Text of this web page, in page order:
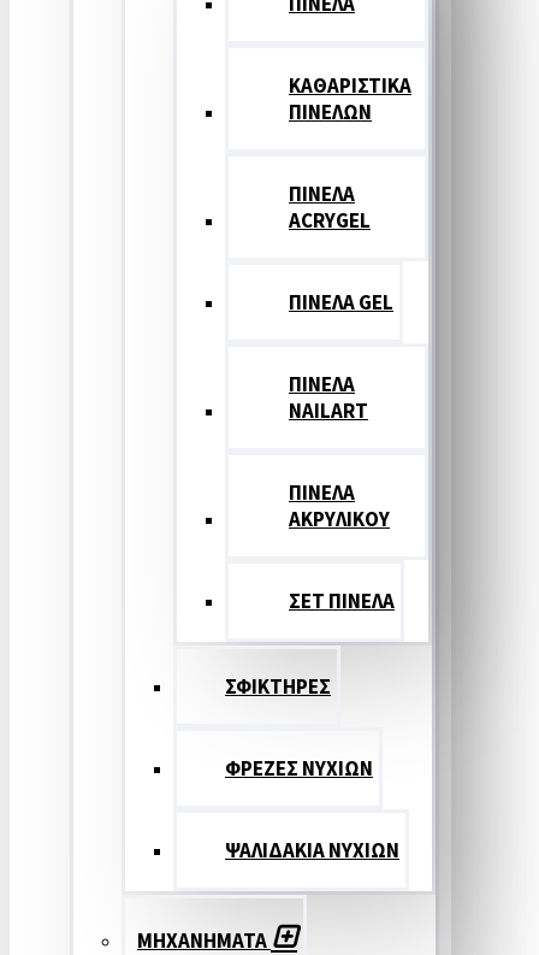
ΚΑΘΑΡΙΣΤΙΚΑ
ΠΙΝΕΛΩΝ
ΠΙΝΕΛΑ
ACRYGEL
ΠΙΝΕΛΑ GEL
ΠΙΝΕΛΑ
NAILART
ΠΙΝΕΛΑ
ΑΚΡΥΛΙΚΟΥ
ΣΕΤ ΠΙΝΕΛA
ΣΦΙΚΤΗΡΕΣ
ΦΡΕΖΕΣ ΝΥΧΙΩΝ
ΨΑΛΙΔΑΚΙΑ ΝΥΧΙΩΝ
ΜΗΧΑΝΗΜΑΤΑ